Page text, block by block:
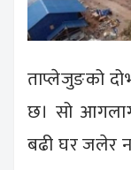
ताप्लेजुङको
छ। सो
बढी घर जलेर